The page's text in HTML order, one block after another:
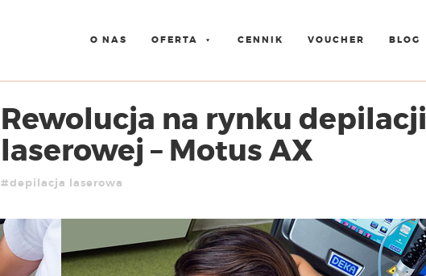
O NAS OFERTA CENNIK VOUCHER BLOG
Rewolucja na rynku depilacji
laserowej – Motus AX
#depilacja laserowa